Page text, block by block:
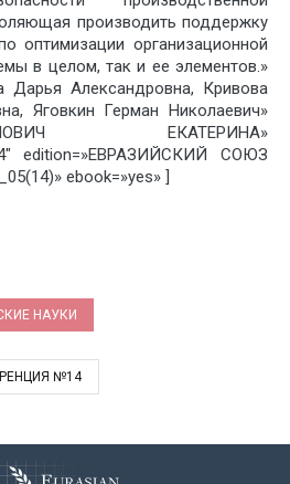
производить поддержку
оптимизации организационной
в целом, так и ее элементов.»
Дарья Александровна, Кривова
Яговкин Герман Николаевич»
ЕКАТЕРИНА»
edition=»ЕВРАЗИЙСКИЙ СОЮЗ
ebook=»yes» ]
НАУКИ
№14